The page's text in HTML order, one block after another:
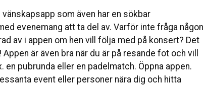
vänskapsapp som även har en sökbar
evenemang att ta del av. Varför inte fråga någon
av i appen om hen vill följa med på konsert? Det
är även bra när du är på resande fot och vill
en pubrunda eller en padelmatch. Öppna appen.
event eller personer nära dig och hitta